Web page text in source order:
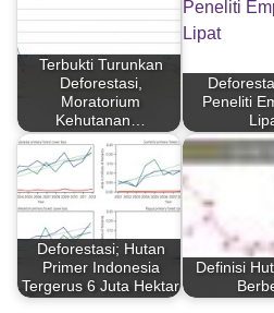
Terbukti Turunkan
Deforestasi,
Moratorium
Kehutanan…
Peneliti
Deforestasi; Hutan
Primer Indonesia
Tergerus 6 Juta Hektar
Definisi